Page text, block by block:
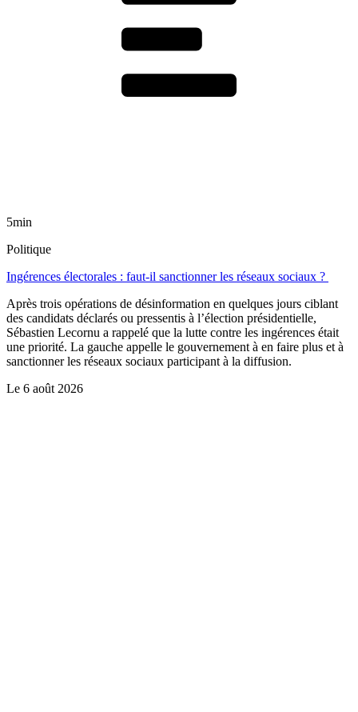
5min
Politique
Ingérences électorales : faut-il sanctionner les réseaux sociaux ?
Après trois opérations de désinformation en quelques jours ciblant
des candidats déclarés ou pressentis à l’élection présidentielle,
Sébastien Lecornu a rappelé que la lutte contre les ingérences était
une priorité. La gauche appelle le gouvernement à en faire plus et à
sanctionner les réseaux sociaux participant à la diffusion.
Le 6 août 2026